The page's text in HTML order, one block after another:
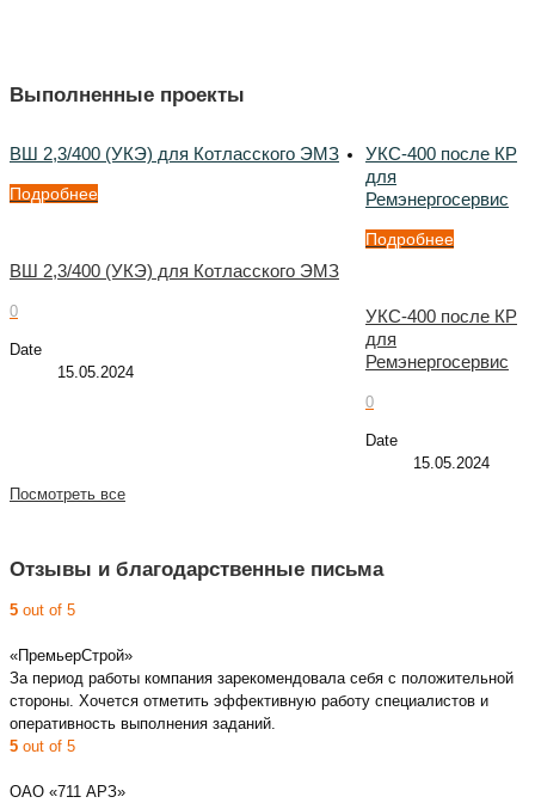
Выполненные проекты
ВШ 2,3/400 (УКЭ) для Котласского ЭМЗ
Подробнее
ВШ 2,3/400 (УКЭ) для Котласского ЭМЗ
0
Date
15.05.2024
УКС-400 после КР
для
Ремэнергосервис
Подробнее
УКС-400 после КР
для
Ремэнергосервис
0
Date
15.05.2024
Посмотреть все
Отзывы и благодарственные письма
5 out of 5
«ПремьерСтрой»
За период работы компания зарекомендовала себя с положительной
стороны. Хочется отметить эффективную работу специалистов и
оперативность выполнения заданий.
5 out of 5
ОАО «711 АРЗ»